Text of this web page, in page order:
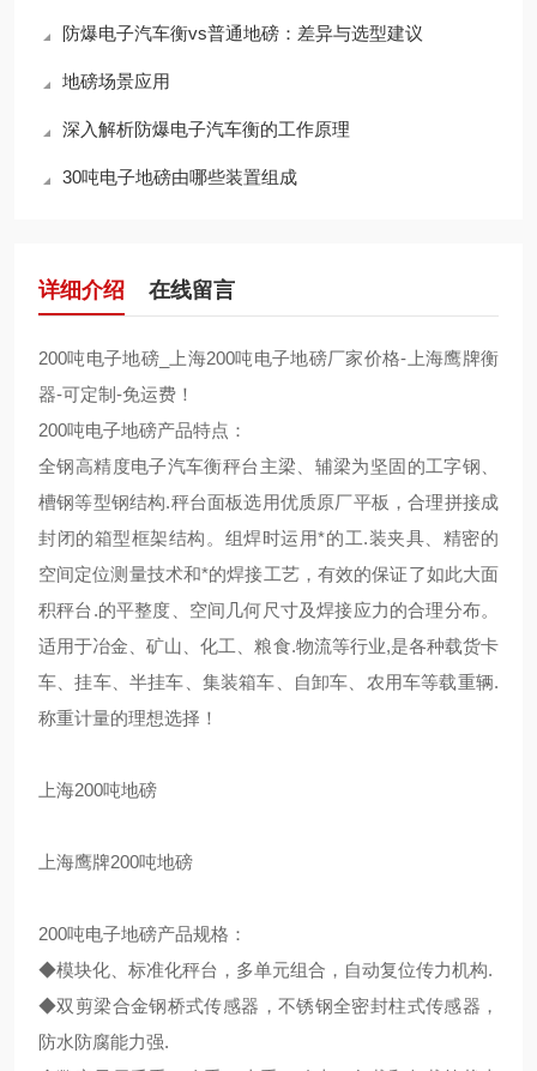
防爆电子汽车衡vs普通地磅：差异与选型建议
地磅场景应用
深入解析防爆电子汽车衡的工作原理
30吨电子地磅由哪些装置组成
详细介绍 在线留言
200吨电子地磅_上海200吨电子地磅厂家价格-上海鹰牌衡
器-可定制-免运费！
200吨电子地磅产品特点：
全钢高精度电子汽车衡秤台主梁、辅梁为坚固的工字钢、
槽钢等型钢结构.秤台面板选用优质原厂平板，合理拼接成
封闭的箱型框架结构。组焊时运用*的工.装夹具、精密的
空间定位测量技术和*的焊接工艺，有效的保证了如此大面
积秤台.的平整度、空间几何尺寸及焊接应力的合理分布。
适用于冶金、矿山、化工、粮食.物流等行业,是各种载货卡
车、挂车、半挂车、集装箱车、自卸车、农用车等载重辆.
称重计量的理想选择！
上海200吨地磅
上海鹰牌200吨地磅
200吨电子地磅产品规格：
◆模块化、标准化秤台，多单元组合，自动复位传力机构.
◆双剪梁合金钢桥式传感器，不锈钢全密封柱式传感器，
防水防腐能力强.